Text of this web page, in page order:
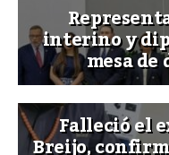
interino y
mesa
Falleció el